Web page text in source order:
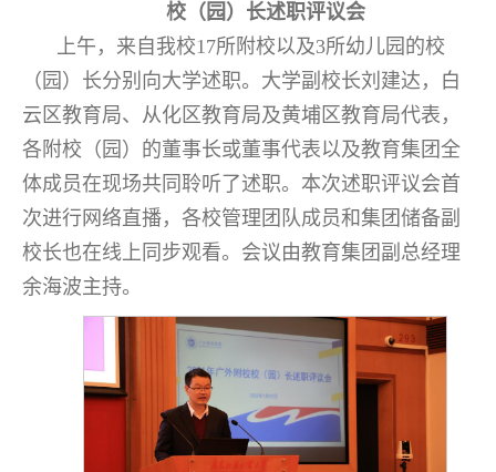
校（园）长述职评议会
上午，来自我校17所附校以及3所幼儿园的校
（园）长分别向大学述职。大学副校长刘建达，白
云区教育局、从化区教育局及黄埔区教育局代表，
各附校（园）的董事长或董事代表以及教育集团全
体成员在现场共同聆听了述职。本次述职评议会首
次进行网络直播，各校管理团队成员和集团储备副
校长也在线上同步观看。会议由教育集团副总经理
余海波主持。